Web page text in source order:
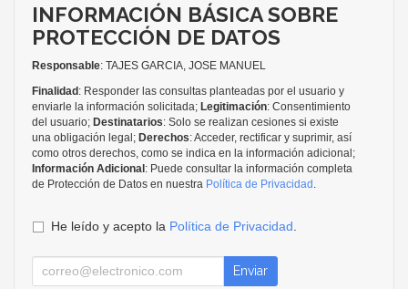
INFORMACIÓN BÁSICA SOBRE
PROTECCIÓN DE DATOS
Responsable: TAJES GARCIA, JOSE MANUEL
Finalidad : Responder las consultas planteadas por el usuario y
enviarle la información solicitada; Legitimación: Consentimiento
del usuario; Destinatarios: Solo se realizan cesiones si existe
una obligación legal; Derechos: Acceder, rectificar y suprimir, así
como otros derechos, como se indica en la información adicional;
Información Adicional : Puede consultar la información completa
de Protección de Datos en nuestra Política de Privacidad
He leído y acepto la Política de Privacidad
Enviar